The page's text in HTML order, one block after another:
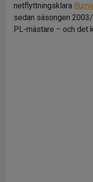
netflyttningsklara
sedan säsongen 2003/
PL-mästare – och det